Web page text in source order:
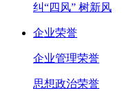
纠“四风” 树新风
企业荣誉
企业管理荣誉
思想政治荣誉